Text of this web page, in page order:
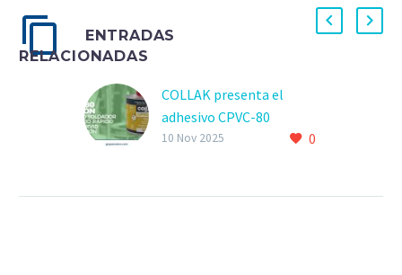
ENTRADAS
RELACIONADAS
COLLAK presenta el
adhesivo CPVC-80
PRESIÓN para tuberías 0
10 Nov 2025